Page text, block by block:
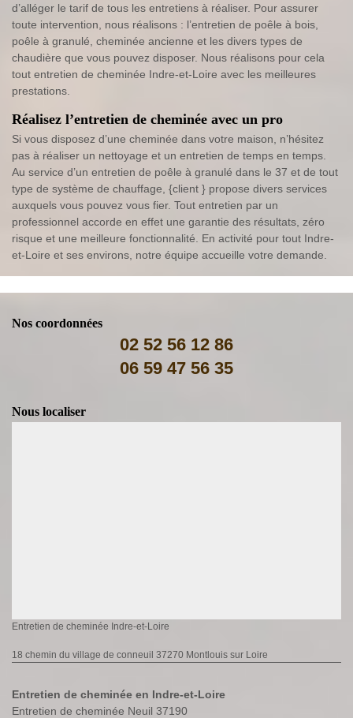
d’alléger le tarif de tous les entretiens à réaliser. Pour assurer
toute intervention, nous réalisons : l’entretien de poêle à bois,
poêle à granulé, cheminée ancienne et les divers types de
chaudière que vous pouvez disposer. Nous réalisons pour cela
tout entretien de cheminée Indre-et-Loire avec les meilleures
prestations.
Réalisez l’entretien de cheminée avec un pro
Si vous disposez d’une cheminée dans votre maison, n’hésitez
pas à réaliser un nettoyage et un entretien de temps en temps.
Au service d’un entretien de poêle à granulé dans le 37 et de tout
type de système de chauffage, {client } propose divers services
auxquels vous pouvez vous fier. Tout entretien par un
professionnel accorde en effet une garantie des résultats, zéro
risque et une meilleure fonctionnalité. En activité pour tout Indre-
et-Loire et ses environs, notre équipe accueille votre demande.
Nos coordonnées
02 52 56 12 86
06 59 47 56 35
Nous localiser
Entretien de cheminée Indre-et-Loire
18 chemin du village de conneuil 37270 Montlouis sur Loire
Entretien de cheminée en Indre-et-Loire
Entretien de cheminée Neuil 37190